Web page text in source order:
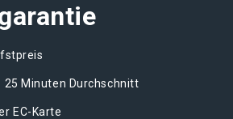
25 Minuten Durchschnitt
EC-Karte